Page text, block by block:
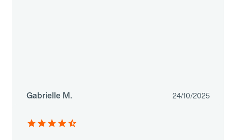
Gabrielle M. 24/10/2025